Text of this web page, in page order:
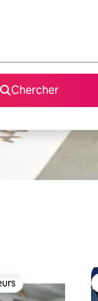
Chercher
parmi les plus aimés